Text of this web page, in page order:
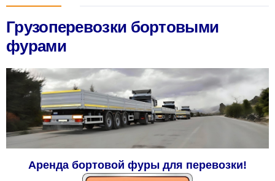
Грузоперевозки бортовыми
фурами
Аренда бортовой фуры для перевозки!